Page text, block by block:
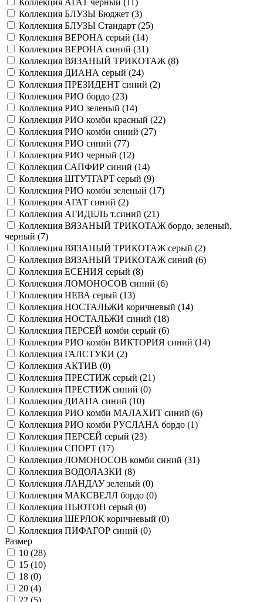
Коллекция АГАТ черный (
)
Коллекция БЛУЗЫ Бюджет (3)
Коллекция БЛУЗЫ Стандарт (25)
Коллекция ВЕРОНА серый (14)
Коллекция ВЕРОНА синий (31)
Коллекция ВЯЗАНЫЙ ТРИКОТАЖ (8)
Коллекция ДИАНА серый (24)
Коллекция ПРЕЗИДЕНТ синий (2)
Коллекция РИО бордо (23)
Коллекция РИО зеленый (14)
Коллекция РИО комби красный (22)
Коллекция РИО комби синий (27)
Коллекция РИО синий (77)
Коллекция РИО черный (12)
Коллекция САПФИР синий (14)
Коллекция ШТУТГАРТ серый (9)
Коллекция РИО комби зеленый (17)
Коллекция АГАТ синий (2)
Коллекция АГИДЕЛЬ т.синий (21)
Коллекция ВЯЗАНЫЙ ТРИКОТАЖ бордо, зеленый,
черный (7)
Коллекция ВЯЗАНЫЙ ТРИКОТАЖ серый (2)
Коллекция ВЯЗАНЫЙ ТРИКОТАЖ синий (6)
Коллекция ЕСЕНИЯ серый (8)
Коллекция ЛОМОНОСОВ синий (6)
Коллекция НЕВА серый (13)
Коллекция НОСТАЛЬЖИ коричневый (14)
Коллекция НОСТАЛЬЖИ синий (18)
Коллекция ПЕРСЕЙ комби серый (6)
Коллекция РИО комби ВИКТОРИЯ синий (14)
Коллекция ГАЛСТУКИ (2)
Коллекция АКТИВ (0)
Коллекция ПРЕСТИЖ серый (21)
Коллекция ПРЕСТИЖ синий (0)
Коллекция ДИАНА синий (10)
Коллекция РИО комби МАЛАХИТ синий (6)
Коллекция РИО комби РУСЛАНА бордо (1)
Коллекция ПЕРСЕЙ серый (23)
Коллекция СПОРТ (17)
Коллекция ЛОМОНОСОВ комби синий (31)
Коллекция ВОДОЛАЗКИ (8)
Коллекция ЛАНДАУ зеленый (0)
Коллекция МАКСВЕЛЛ бордо (0)
Коллекция НЬЮТОН серый (0)
Коллекция ШЕРЛОК коричневый (0)
Коллекция ПИФАГОР синий (0)
Размер
10 (28)
15 (10)
18 (0)
20 (4)
22 (5)